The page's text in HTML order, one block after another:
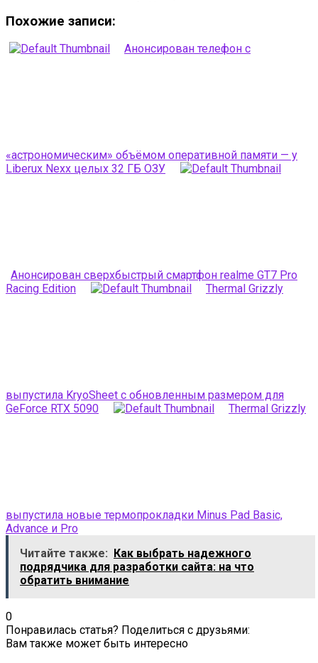
Похожие записи:
Анонсирован телефон с
«астрономическим» объёмом оперативной памяти — у
Liberux Nexx целых 32 ГБ ОЗУ
Анонсирован сверхбыстрый смартфон realme GT7 Pro
Racing Edition
Thermal Grizzly
выпустила KryoSheet с обновленным размером для
GeForce RTX 5090
Thermal Grizzly
выпустила новые термопрокладки Minus Pad Basic,
Advance и Pro
Читайте также:
Как выбрать надежного
подрядчика для разработки сайта: на что
обратить внимание
0
Понравилась статья? Поделиться с друзьями:
Вам также может быть интересно